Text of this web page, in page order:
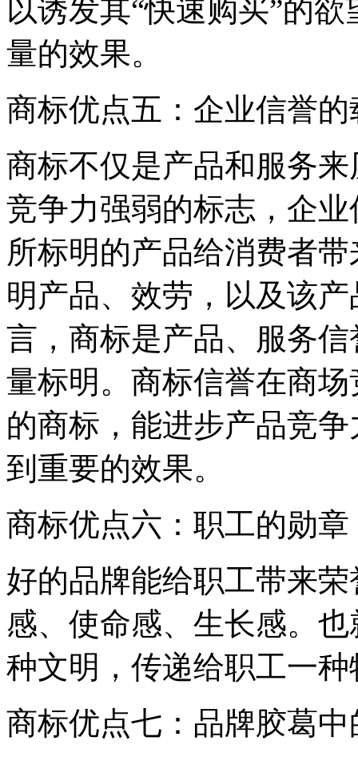
以诱发其“快速购买”的
量的效果。
商标优点五：企业信誉的
商标不仅是产品和服务
竞争力强弱的标志，企
所标明的产品给消费者
明产品、效劳，以及该
言，商标是产品、服务
量标明。商标信誉在商
的商标，能进步产品竞
到重要的效果。
商标优点六：职工的勋章
好的品牌能给职工带来
感、使命感、生长感。
种文明，传递给职工一
商标优点七：品牌胶葛中